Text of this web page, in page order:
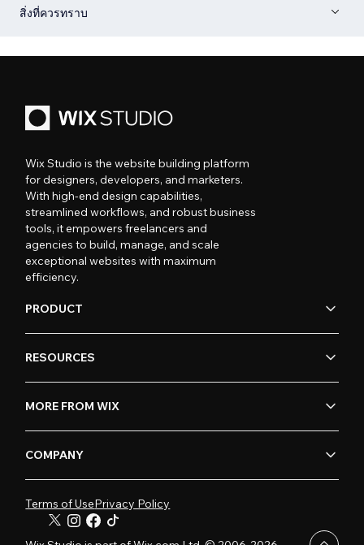
สิ่งที่ควรทราบ
Wix Studio is the website building platform
for designers, developers, and marketers.
With high-end design capabilities,
streamlined workflows, and robust business
tools, it empowers freelancers and
agencies to build, manage, and scale
exceptional websites with maximum
efficiency.
PRODUCT
RESOURCES
MORE FROM WIX
COMPANY
Terms of UsePrivacy Policy